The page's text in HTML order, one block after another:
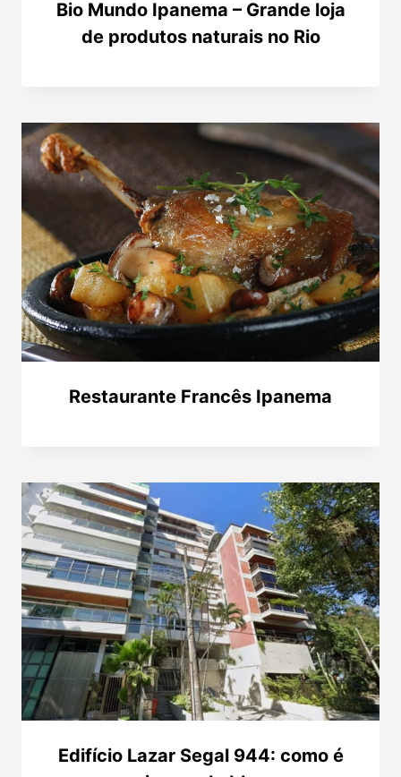
Bio Mundo Ipanema – Grande loja
de produtos naturais no Rio
Restaurante Francês Ipanema
Edifício Lazar Segal 944: como é